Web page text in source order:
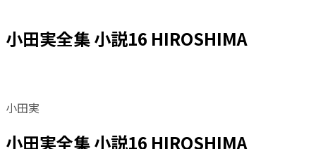
小田実全集 小説16 HIROSHIMA
小田実
小田実全集 小説16 HIROSHIMA